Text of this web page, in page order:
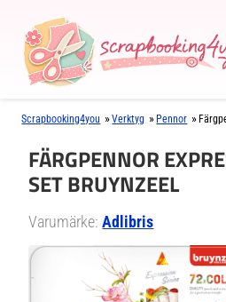
Scrapbooking4you »Verktyg » Pennor »
FÄRGPENNOR
SET BRUYNZEEL
Varumärke:Adlibris